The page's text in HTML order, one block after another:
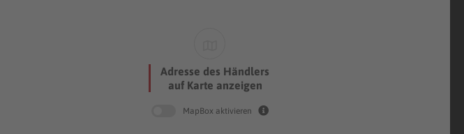
Adresse des Händlers
auf Karte anzeigen
MapBox aktivieren